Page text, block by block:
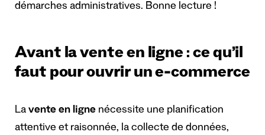
démarches administratives. Bonne lecture !
Avant la vente en ligne : ce qu’il
faut pour ouvrir un e-commerce
La vente en ligne nécessite une planification
attentive et raisonnée, la collecte de données,